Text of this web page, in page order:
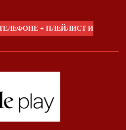
+ ПЛЕЙЛИСТ И